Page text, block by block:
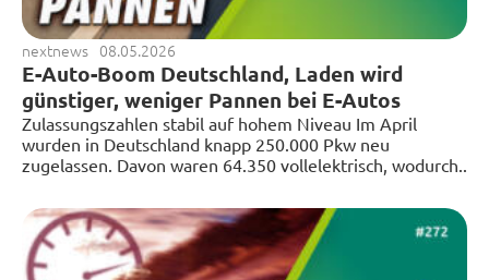
nextnews 08.05.2026
E-Auto-Boom Deutschland, Laden wird
günstiger, weniger Pannen bei E-Autos
Zulassungszahlen stabil auf hohem Niveau Im April
wurden in Deutschland knapp 250.000 Pkw neu
zugelassen. Davon waren 64.350 vollelektrisch, wodurch..